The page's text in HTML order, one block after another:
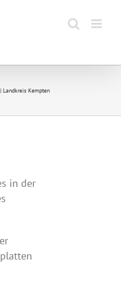
Landkreis Kempten
in der